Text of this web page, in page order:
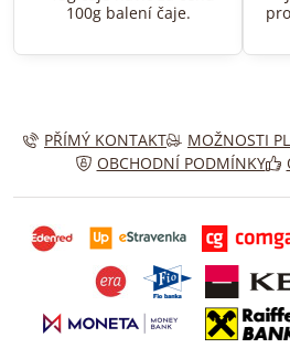
100g balení čaje.
PŘÍMÝ KONTAKT
MOŽNOSTI
OBCHODNÍ PODMÍNKY